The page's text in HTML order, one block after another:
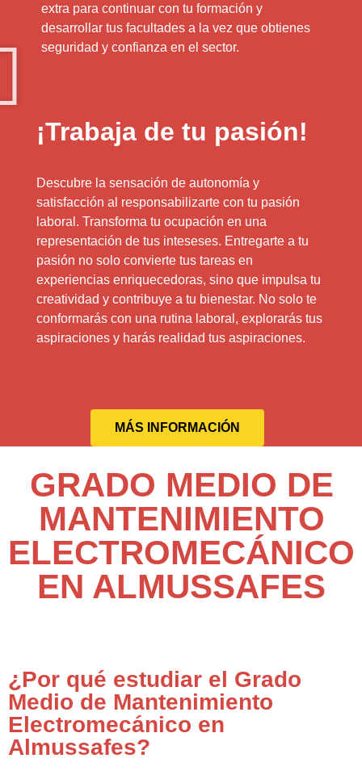
extra para continuar con tu formación y
desarrollar tus facultades a la vez que obtienes
seguridad y confianza en el sector.
¡Trabaja de tu pasión!
Descubre la sensación de autonomía y
satisfacción al responsabilizarte con tu pasión
laboral. Transforma tu ocupación en una
representación de tus inteseses. Entregarte a tu
pasión no solo convierte tus tareas en
experiencias enriquecedoras, sino que impulsa tu
creatividad y contribuye a tu bienestar. No solo te
conformarás con una rutina laboral, explorarás tus
aspiraciones y harás realidad tus aspiraciones.
MÁS INFORMACIÓN
GRADO MEDIO DE
MANTENIMIENTO
ELECTROMECÁNICO
EN ALMUSSAFES
¿Por qué estudiar el Grado
Medio de Mantenimiento
Electromecánico en
Almussafes?